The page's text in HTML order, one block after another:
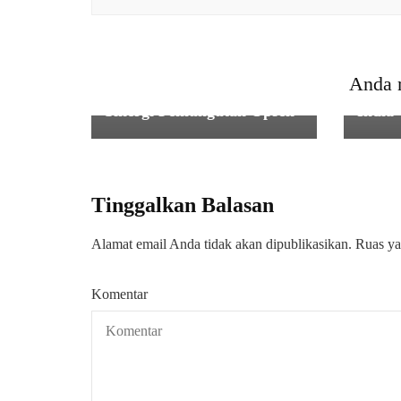
Anda
Tinggalkan Balasan
Alamat email Anda tidak akan dipublikasikan. Ruas
Komentar